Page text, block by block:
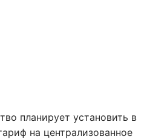
планирует установить в
на централизованное